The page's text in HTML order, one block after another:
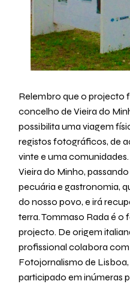
Relembro que o projecto
concelho de Vieira do
possibilita uma viagem
registos fotográficos, de
vinte e uma
Vieira do Minho,
pecuária e gastronomia,
do nosso povo, e irá
terra. Tommaso Rada é
projecto. De origem
profissional colabora com
Fotojornalismo de
participado em inúmeras